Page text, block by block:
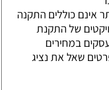
אינם כוללים התקנה
של התקנת
במחירים
שאל את נציג